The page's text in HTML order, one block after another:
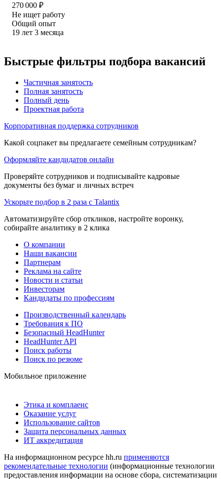
270 000 ₽
Не ищет работу
Общий опыт
19 лет 3 месяца
Быстрые фильтры подбора вакансий
Частичная занятость
Полная занятость
Полный день
Проектная работа
Корпоративная поддержка сотрудников
Какой соцпакет вы предлагаете семейным сотрудникам?
Оформляйте кандидатов онлайн
Проверяйте сотрудников и подписывайте кадровые
документы без бумаг и личных встреч
Ускорьте подбор в 2 раза с Talantix
Автоматизируйте сбор откликов, настройте воронку,
собирайте аналитику в 2 клика
О компании
Наши вакансии
Партнерам
Реклама на сайте
Новости и статьи
Инвесторам
Кандидаты по профессиям
Производственный календарь
Требования к ПО
Безопасный HeadHunter
HeadHunter API
Поиск работы
Поиск по резюме
Мобильное приложение
Этика и комплаенс
Оказание услуг
Использование сайтов
Защита персональных данных
ИТ аккредитация
На информационном ресурсе hh.ru применяются
рекомендательные технологии (информационные технологии
предоставления информации на основе сбора, систематизации